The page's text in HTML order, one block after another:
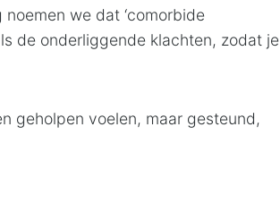
we dat ‘comorbide
de onderliggende klachten, zodat je
geholpen voelen, maar gesteund,